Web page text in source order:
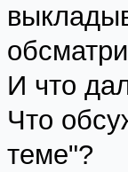
И что
Что
теме"?